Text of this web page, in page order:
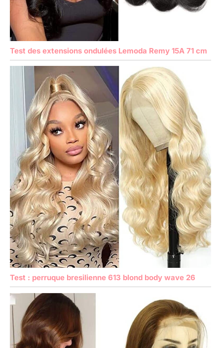
Test des extensions ondulées Lemoda Remy 15A 71 cm
Test : perruque bresilienne 613 blond body wave 26